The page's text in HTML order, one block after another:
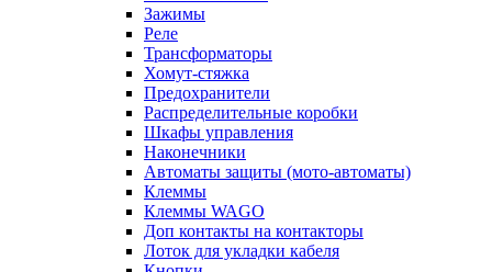
Зажимы
Реле
Трансформаторы
Хомут-стяжка
Предохранители
Распределительные коробки
Шкафы управления
Наконечники
Автоматы защиты (мото-автоматы)
Клеммы
Клеммы WAGO
Доп контакты на контакторы
Лоток для укладки кабеля